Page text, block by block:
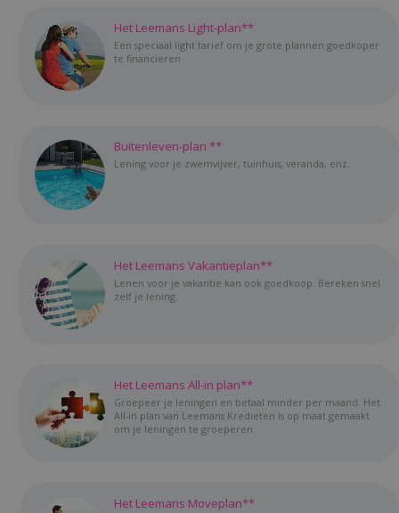
Het Leemans Light-plan**
Een speciaal light tarief om je grote plannen goedkoper
te financieren
Buitenleven-plan **
Lening voor je zwemvijver, tuinhuis, veranda, enz.
Het Leemans Vakantieplan**
Lenen voor je vakantie kan ook goedkoop. Bereken snel
zelf je lening.
Het Leemans All-in plan**
Groepeer je leningen en betaal minder per maand. Het
All-in plan van Leemans Kredieten is op maat gemaakt
om je leningen te groeperen.
Het Leemans Moveplan**